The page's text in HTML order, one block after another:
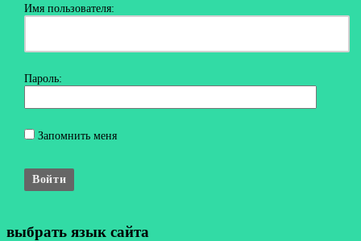
Имя пользователя:
Пароль:
Запомнить меня
Войти
выбрать язык сайта